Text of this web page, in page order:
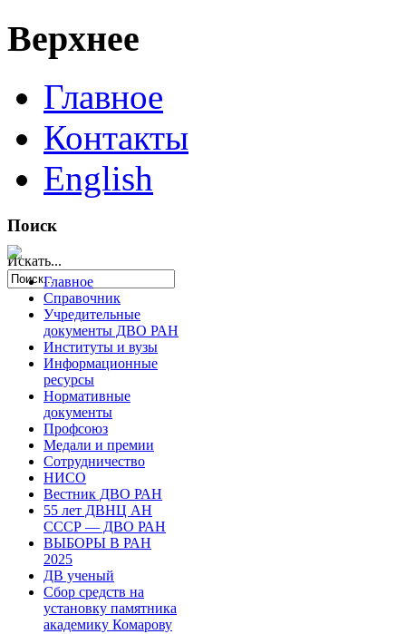
Верхнее
Главное
Контакты
English
Поиск
Искать...
Главное
Справочник
Учредительные
документы ДВО РАН
Институты и вузы
Информационные
ресурсы
Нормативные
документы
Профсоюз
Медали и премии
Сотрудничество
НИСО
Вестник ДВО РАН
55 лет ДВНЦ АН
СССР — ДВО РАН
ВЫБОРЫ В РАН
2025
ДВ ученый
Сбор средств на
установку памятника
академику Комарову